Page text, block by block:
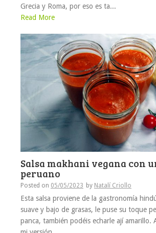
Grecia y Roma, por eso es ta...
Read More
Salsa makhani vegana con
peruano
Posted on 05/05/2023 by Natalí Criollo
Esta salsa proviene de la gastronomía
suave y bajo de grasas, le puse su toque
panca, también podéis echarle ají amarillo.